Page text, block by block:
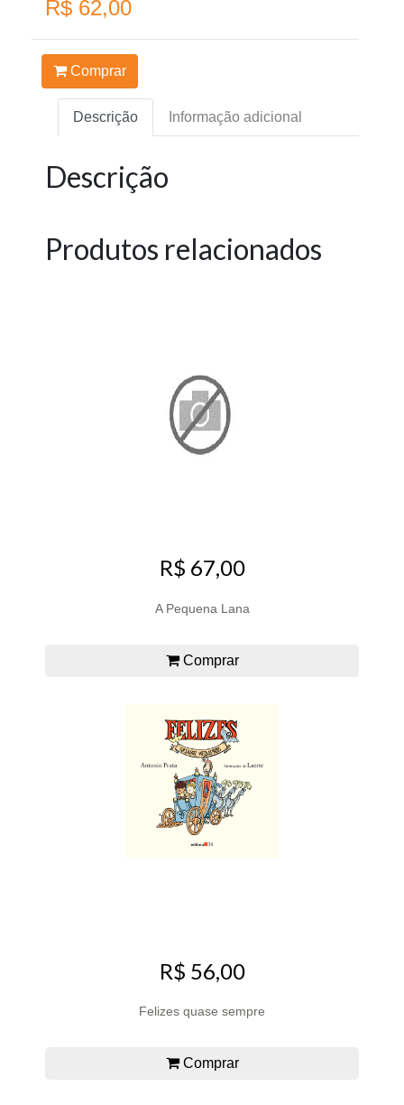
R$ 62,00
Comprar
Descrição Informação adicional
Descrição
Produtos relacionados
R$ 67,00
A Pequena Lana
Comprar
R$ 56,00
Felizes quase sempre
Comprar